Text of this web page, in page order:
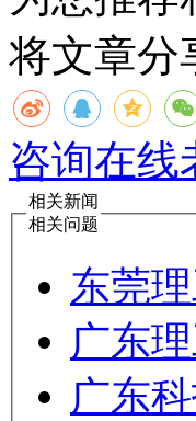
将文章分
咨询在线
相关新闻
相关问题
东莞
广东
广东